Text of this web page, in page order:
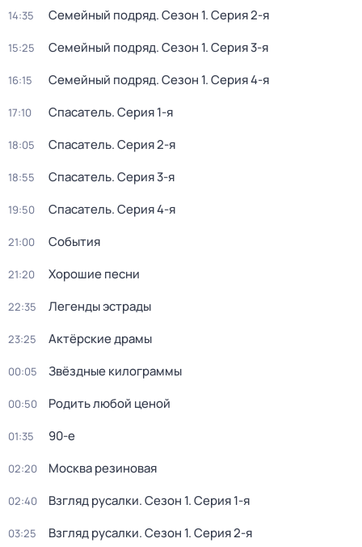
14:35 Семейный подряд. Сезон 1. Серия 2-я
15:25 Семейный подряд. Сезон 1. Серия 3-я
16:15 Семейный подряд. Сезон 1. Серия 4-я
17:10 Спасатель. Серия 1-я
18:05 Спасатель. Серия 2-я
18:55 Спасатель. Серия 3-я
19:50 Спасатель. Серия 4-я
21:00 События
21:20 Хорошие песни
22:35 Легенды эстрады
23:25 Актёрские драмы
00:05 Звёздные килограммы
00:50 Родить любой ценой
01:35 90-е
02:20 Москва резиновая
02:40 Взгляд русалки. Сезон 1. Серия 1-я
03:25 Взгляд русалки. Сезон 1. Серия 2-я